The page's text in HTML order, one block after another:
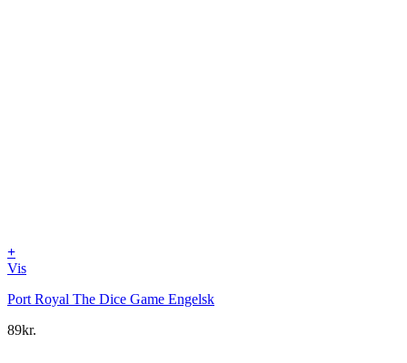
+
Vis
Port Royal The Dice Game Engelsk
89kr.